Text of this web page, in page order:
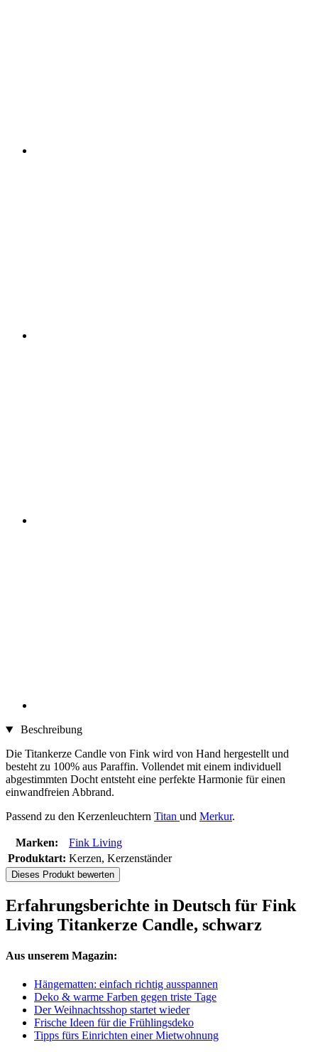
Beschreibung
Die Titankerze Candle von Fink wird von Hand hergestellt und
besteht zu 100% aus Paraffin. Vollendet mit einem individuell
abgestimmten Docht entsteht eine perfekte Harmonie für einen
einwandfreien Abbrand.
Passend zu den Kerzenleuchtern Titan und Merkur.
Marken:
Fink Living
Produktart: Kerzen, Kerzenständer
Dieses Produkt bewerten
Erfahrungsberichte in Deutsch für Fink
Living Titankerze Candle, schwarz
Aus unserem Magazin:
Hängematten: einfach richtig ausspannen
Deko & warme Farben gegen triste Tage
Der Weihnachtsshop startet wieder
Frische Ideen für die Frühlingsdeko
Tipps fürs Einrichten einer Mietwohnung